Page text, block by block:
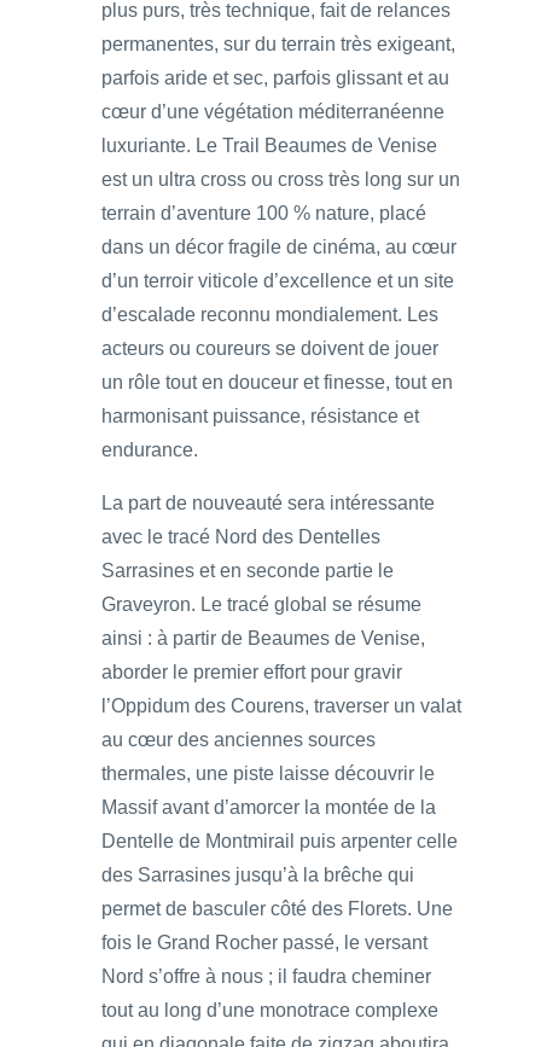
plus purs, très technique, fait de relances
permanentes, sur du terrain très exigeant,
parfois aride et sec, parfois glissant et au
cœur d’une végétation méditerranéenne
luxuriante. Le Trail Beaumes de Venise
est un ultra cross ou cross très long sur un
terrain d’aventure 100 % nature, placé
dans un décor fragile de cinéma, au cœur
d’un terroir viticole d’excellence et un site
d’escalade reconnu mondialement. Les
acteurs ou coureurs se doivent de jouer
un rôle tout en douceur et finesse, tout en
harmonisant puissance, résistance et
endurance.
La part de nouveauté sera intéressante
avec le tracé Nord des Dentelles
Sarrasines et en seconde partie le
Graveyron. Le tracé global se résume
ainsi : à partir de Beaumes de Venise,
aborder le premier effort pour gravir
l’Oppidum des Courens, traverser un valat
au cœur des anciennes sources
thermales, une piste laisse découvrir le
Massif avant d’amorcer la montée de la
Dentelle de Montmirail puis arpenter celle
des Sarrasines jusqu’à la brêche qui
permet de basculer côté des Florets. Une
fois le Grand Rocher passé, le versant
Nord s’offre à nous ; il faudra cheminer
tout au long d’une monotrace complexe